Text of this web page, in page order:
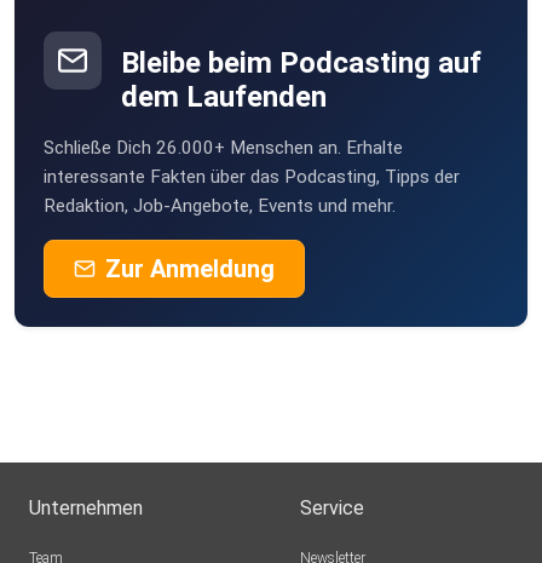
Bleibe beim Podcasting auf
dem Laufenden
Schließe Dich 26.000+ Menschen an. Erhalte
interessante Fakten über das Podcasting, Tipps der
Redaktion, Job-Angebote, Events und mehr.
Zur Anmeldung
Unternehmen
Team
Service
Newsletter